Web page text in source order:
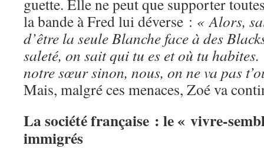
guette. Elle ne peut que supporter
la bande à Fred lui déverse : « Alors,
d’être la seule Blanche face à des
saleté, on sait qui tu es et où tu
notre sœur sinon, nous, on ne va pas
Mais, malgré ces menaces, Zoé va
La société française : le « vivre-
immigrés